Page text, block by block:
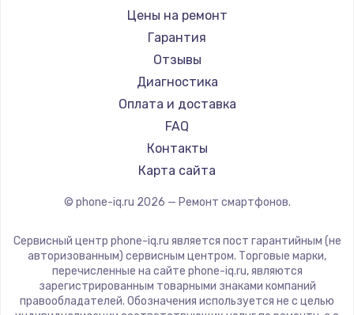
Ремонт смартфонов Land Rover
Ремонт смартфонов Acer
Ремонт смартфонов HP
Ремонт смартфонов Poco
Ремонт смартфонов HTC
Ремонт смартфонов Blackmagic
Ремонт смартфонов Nothing
Ремонт смартфонов iQOO
Highscreen
Irbis
Kyocera
LeEco
OnePlus
teXet
Motorola
Prestigio
Elephone
BlackView
Google
Цены на ремонт
Гарантия
Отзывы
Диагностика
Оплата и доставка
FAQ
Контакты
Карта сайта
© phone-iq.ru 2026 — Ремонт смартфонов.
Сервисный центр phone-iq.ru является пост гарантийным (не
авторизованным) сервисным центром. Торговые марки,
перечисленные на сайте phone-iq.ru, являются
зарегистрированным товарными знаками компаний
правообладателей. Обозначения используется не с целью